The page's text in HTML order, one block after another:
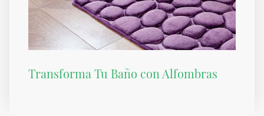
Transforma Tu Baño con Alfombras